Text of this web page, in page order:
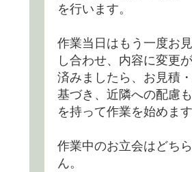
を行います。
作業当日はもう一度お
し合わせ、内容に変更
済みましたら、お見積
基づき、近隣への配慮
を持って作業を始めます
作業中のお立会はどち
ん。